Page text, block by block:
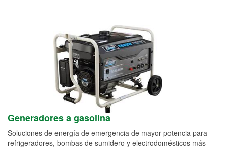
Generadores a gasolina
Soluciones de energía de emergencia de mayor potencia para
refrigeradores, bombas de sumidero y electrodomésticos más